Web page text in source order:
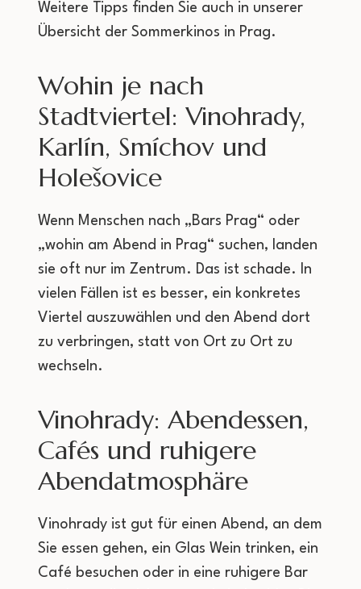
Weitere Tipps finden Sie auch in unserer
Übersicht der Sommerkinos in Prag.
Wohin je nach
Stadtviertel: Vinohrady,
Karlín, Smíchov und
Holešovice
Wenn Menschen nach „Bars Prag“ oder
„wohin am Abend in Prag“ suchen, landen
sie oft nur im Zentrum. Das ist schade. In
vielen Fällen ist es besser, ein konkretes
Viertel auszuwählen und den Abend dort
zu verbringen, statt von Ort zu Ort zu
wechseln.
Vinohrady: Abendessen,
Cafés und ruhigere
Abendatmosphäre
Vinohrady ist gut für einen Abend, an dem
Sie essen gehen, ein Glas Wein trinken, ein
Café besuchen oder in eine ruhigere Bar